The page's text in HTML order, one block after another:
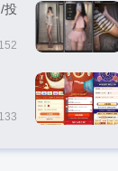
投
152
133